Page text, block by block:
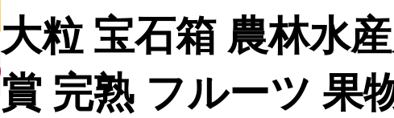
大粒 宝石箱 農林水
賞 完熟 フルーツ 果